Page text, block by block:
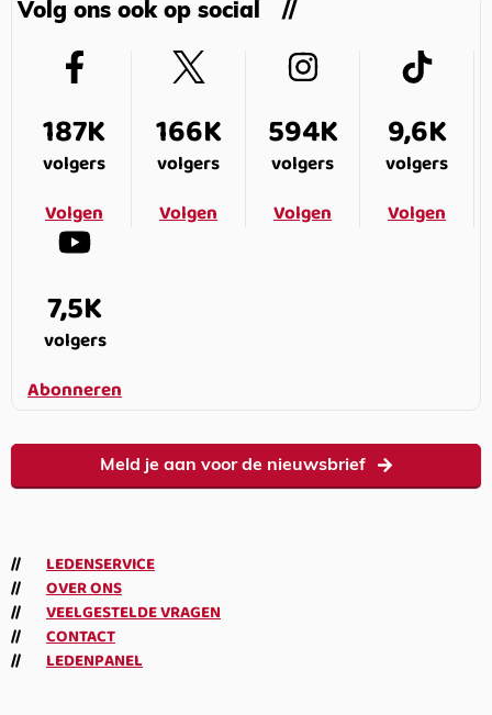
Volg ons ook op social
187K
volgers
Volgen
166K
volgers
Volgen
594K
volgers
Volgen
9,6K
volgers
Volgen
7,5K
volgers
Abonneren
Meld je aan voor de nieuwsbrief
LEDENSERVICE
OVER ONS
VEELGESTELDE VRAGEN
CONTACT
LEDENPANEL